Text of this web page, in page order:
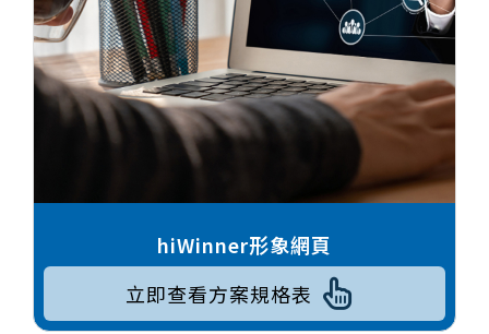
hiWinner形象網頁
立即查看方案規格表